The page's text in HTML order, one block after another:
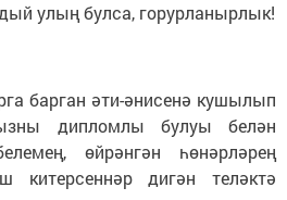
улың булса, горурланырлык!
барган әти-әнисенә кушылып
дипломлы булуы белән
өйрәнгән һөнәрләрең
китерсеннәр дигән теләктә